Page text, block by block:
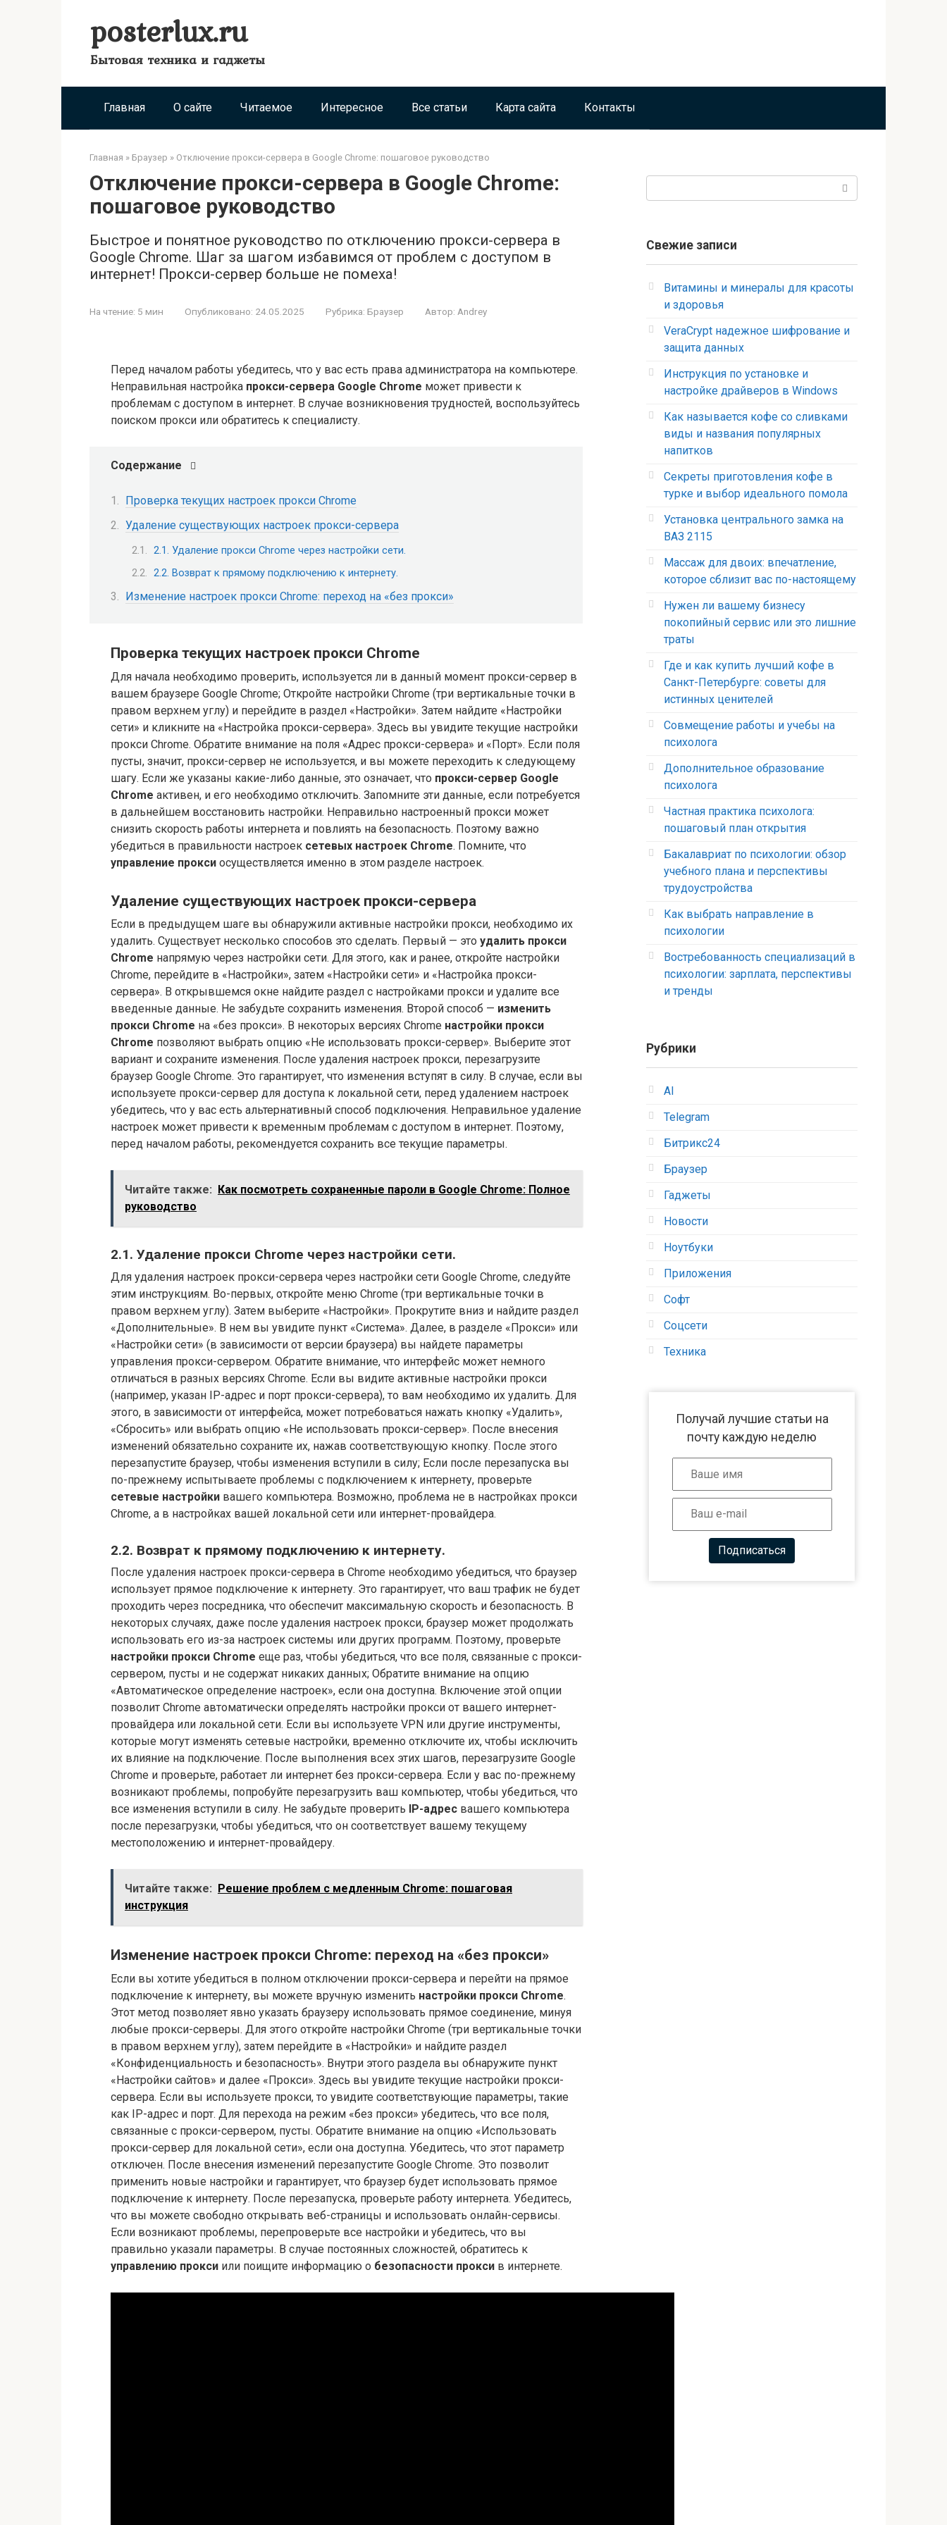
posterlux.ru
Бытовая техника и гаджеты
Главная О сайте Читаемое Интересное Все статьи Карта сайта Контакты
Главная » Браузер » Отключение прокси-сервера в Google Chrome: пошаговое руководство
Отключение прокси-сервера в Google Chrome:
пошаговое руководство
Быстрое и понятное руководство по отключению прокси-сервера в
Google Chrome. Шаг за шагом избавимся от проблем с доступом в
интернет! Прокси-сервер больше не помеха!
На чтение: 5 мин Опубликовано: 24.05.2025 Рубрика: Браузер Автор: Andrey
Перед началом работы убедитесь, что у вас есть права администратора на компьютере.
Неправильная настройка прокси-сервера Google Chrome может привести к
проблемам с доступом в интернет. В случае возникновения трудностей, воспользуйтесь
поиском прокси или обратитесь к специалисту.
Содержание
Проверка текущих настроек прокси Chrome
Удаление существующих настроек прокси-сервера
2.1. Удаление прокси Chrome через настройки сети.
2.2. Возврат к прямому подключению к интернету.
Изменение настроек прокси Chrome: переход на «без прокси»
Проверка текущих настроек прокси Chrome
Для начала необходимо проверить, используется ли в данный момент прокси-сервер в
вашем браузере Google Chrome; Откройте настройки Chrome (три вертикальные точки в
правом верхнем углу) и перейдите в раздел «Настройки». Затем найдите «Настройки
сети» и кликните на «Настройка прокси-сервера». Здесь вы увидите текущие настройки
прокси Chrome. Обратите внимание на поля «Адрес прокси-сервера» и «Порт». Если поля
пусты, значит, прокси-сервер не используется, и вы можете переходить к следующему
шагу. Если же указаны какие-либо данные, это означает, что прокси-сервер Google
Chrome активен, и его необходимо отключить. Запомните эти данные, если потребуется
в дальнейшем восстановить настройки. Неправильно настроенный прокси может
снизить скорость работы интернета и повлиять на безопасность. Поэтому важно
убедиться в правильности настроек сетевых настроек Chrome. Помните, что
управление прокси осуществляется именно в этом разделе настроек.
Удаление существующих настроек прокси-сервера
Если в предыдущем шаге вы обнаружили активные настройки прокси, необходимо их
удалить. Существует несколько способов это сделать. Первый — это удалить прокси
Chrome напрямую через настройки сети. Для этого, как и ранее, откройте настройки
Chrome, перейдите в «Настройки», затем «Настройки сети» и «Настройка прокси-
сервера». В открывшемся окне найдите раздел с настройками прокси и удалите все
введенные данные. Не забудьте сохранить изменения. Второй способ — изменить
прокси Chrome на «без прокси». В некоторых версиях Chrome настройки прокси
Chrome позволяют выбрать опцию «Не использовать прокси-сервер». Выберите этот
вариант и сохраните изменения. После удаления настроек прокси, перезагрузите
браузер Google Chrome. Это гарантирует, что изменения вступят в силу. В случае, если вы
используете прокси-сервер для доступа к локальной сети, перед удалением настроек
убедитесь, что у вас есть альтернативный способ подключения. Неправильное удаление
настроек может привести к временным проблемам с доступом в интернет. Поэтому,
перед началом работы, рекомендуется сохранить все текущие параметры.
Читайте также:
Как посмотреть сохраненные пароли в Google Chrome: Полное
руководство
2.1. Удаление прокси Chrome через настройки сети.
Для удаления настроек прокси-сервера через настройки сети Google Chrome, следуйте
этим инструкциям. Во-первых, откройте меню Chrome (три вертикальные точки в
правом верхнем углу). Затем выберите «Настройки». Прокрутите вниз и найдите раздел
«Дополнительные». В нем вы увидите пункт «Система». Далее, в разделе «Прокси» или
«Настройки сети» (в зависимости от версии браузера) вы найдете параметры
управления прокси-сервером. Обратите внимание, что интерфейс может немного
отличаться в разных версиях Chrome. Если вы видите активные настройки прокси
(например, указан IP-адрес и порт прокси-сервера), то вам необходимо их удалить. Для
этого, в зависимости от интерфейса, может потребоваться нажать кнопку «Удалить»,
«Сбросить» или выбрать опцию «Не использовать прокси-сервер». После внесения
изменений обязательно сохраните их, нажав соответствующую кнопку. После этого
перезапустите браузер, чтобы изменения вступили в силу; Если после перезапуска вы
по-прежнему испытываете проблемы с подключением к интернету, проверьте
сетевые настройки вашего компьютера. Возможно, проблема не в настройках прокси
Chrome, а в настройках вашей локальной сети или интернет-провайдера.
2.2. Возврат к прямому подключению к интернету.
После удаления настроек прокси-сервера в Chrome необходимо убедиться, что браузер
использует прямое подключение к интернету. Это гарантирует, что ваш трафик не будет
проходить через посредника, что обеспечит максимальную скорость и безопасность. В
некоторых случаях, даже после удаления настроек прокси, браузер может продолжать
использовать его из-за настроек системы или других программ. Поэтому, проверьте
настройки прокси Chrome еще раз, чтобы убедиться, что все поля, связанные с прокси-
сервером, пусты и не содержат никаких данных; Обратите внимание на опцию
«Автоматическое определение настроек», если она доступна. Включение этой опции
позволит Chrome автоматически определять настройки прокси от вашего интернет-
провайдера или локальной сети. Если вы используете VPN или другие инструменты,
которые могут изменять сетевые настройки, временно отключите их, чтобы исключить
их влияние на подключение. После выполнения всех этих шагов, перезагрузите Google
Chrome и проверьте, работает ли интернет без прокси-сервера. Если у вас по-прежнему
возникают проблемы, попробуйте перезагрузить ваш компьютер, чтобы убедиться, что
все изменения вступили в силу. Не забудьте проверить
IP-адрес вашего компьютера
после перезагрузки, чтобы убедиться, что он соответствует вашему текущему
местоположению и интернет-провайдеру.
Читайте также:
Решение проблем с медленным Chrome: пошаговая
инструкция
Изменение настроек прокси Chrome: переход на «без прокси»
Если вы хотите убедиться в полном отключении прокси-сервера и перейти на прямое
подключение к интернету, вы можете вручную изменить настройки прокси Chrome.
Этот метод позволяет явно указать браузеру использовать прямое соединение, минуя
любые прокси-серверы. Для этого откройте настройки Chrome (три вертикальные точки
в правом верхнем углу), затем перейдите в «Настройки» и найдите раздел
«Конфиденциальность и безопасность». Внутри этого раздела вы обнаружите пункт
«Настройки сайтов» и далее «Прокси». Здесь вы увидите текущие настройки прокси-
сервера. Если вы используете прокси, то увидите соответствующие параметры, такие
как IP-адрес и порт. Для перехода на режим «без прокси» убедитесь, что все поля,
связанные с прокси-сервером, пусты. Обратите внимание на опцию «Использовать
прокси-сервер для локальной сети», если она доступна. Убедитесь, что этот параметр
отключен. После внесения изменений перезапустите Google Chrome. Это позволит
применить новые настройки и гарантирует, что браузер будет использовать прямое
подключение к интернету. После перезапуска, проверьте работу интернета. Убедитесь,
что вы можете свободно открывать веб-страницы и использовать онлайн-сервисы.
Если возникают проблемы, перепроверьте все настройки и убедитесь, что вы
правильно указали параметры. В случае постоянных сложностей, обратитесь к
управлению прокси или поищите информацию о безопасности прокси в интернете.
Свежие записи
Витамины и минералы для красоты
и здоровья
VeraCrypt надежное шифрование и
защита данных
Инструкция по установке и
настройке драйверов в Windows
Как называется кофе со сливками
виды и названия популярных
напитков
Секреты приготовления кофе в
турке и выбор идеального помола
Установка центрального замка на
ВАЗ 2115
Массаж для двоих: впечатление,
которое сблизит вас по-настоящему
Нужен ли вашему бизнесу
покопийный сервис или это лишние
траты
Где и как купить лучший кофе в
Санкт-Петербурге: советы для
истинных ценителей
Совмещение работы и учебы на
психолога
Дополнительное образование
психолога
Частная практика психолога:
пошаговый план открытия
Бакалавриат по психологии: обзор
учебного плана и перспективы
трудоустройства
Как выбрать направление в
психологии
Востребованность специализаций в
психологии: зарплата, перспективы
и тренды
Рубрики
AI
Telegram
Битрикс24
Браузер
Гаджеты
Новости
Ноутбуки
Приложения
Софт
Соцсети
Техника
Получай лучшие статьи на
почту каждую неделю
Подписаться